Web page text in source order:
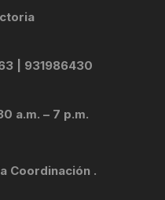
| 931986430
a.m. – 7 p.m.
Coordinación .